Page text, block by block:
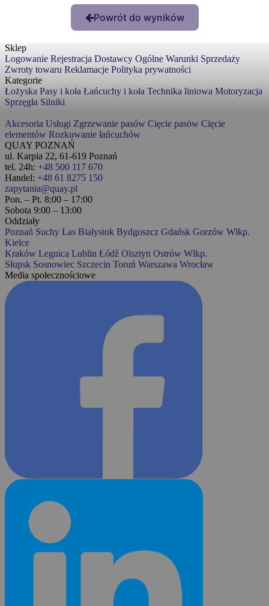
Powrót do wyników
Sklep
Logowanie Rejestracja Dostawcy Ogólne Warunki Sprzedaży
Zwroty towaru Reklamacje Polityka prywatności
Kategorie
Łożyska Pasy i koła Łańcuchy i koła Technika liniowa Motoryzacja
Sprzęgła Silniki
Akcesoria Usługi Zgrzewanie pasów Cięcie pasów Cięcie
elementów Rozkuwanie łańcuchów
QUAY POZNAŃ
ul. Karpia 22, 61-619 Poznań
tel. 24h: +48 500 117 670
Handel: +48 61 8275 150
zapytania@quay.pl
Pon. – Pt. 8:00 – 17:00
Sobota 9:00 – 13:00
Oddziały
Poznań Suchy Las Białystok Bydgoszcz Gdańsk Gorzów Wlkp.
Kielce
Kraków Legnica Lublin Łódź Olsztyn Ostrów Wlkp.
Słupsk Sosnowiec Szczecin Toruń Warszawa Wrocław
Media społecznościowe